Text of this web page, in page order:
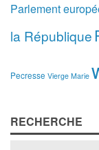
Parlement
la République
Pecresse Vierge Marie
RECHERCHE